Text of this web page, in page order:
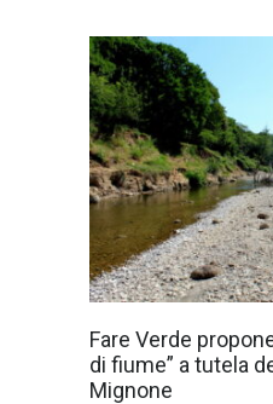
Fare Verde
di fiume” a tutela
Mignone